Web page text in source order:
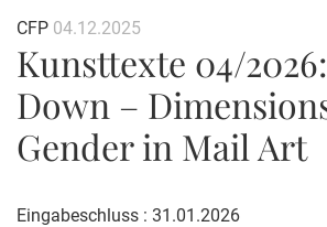
CFP 04.12.2025
Kunsttexte 04/
Down –
Gender in Mail Art
Eingabeschluss : 31.01.2026